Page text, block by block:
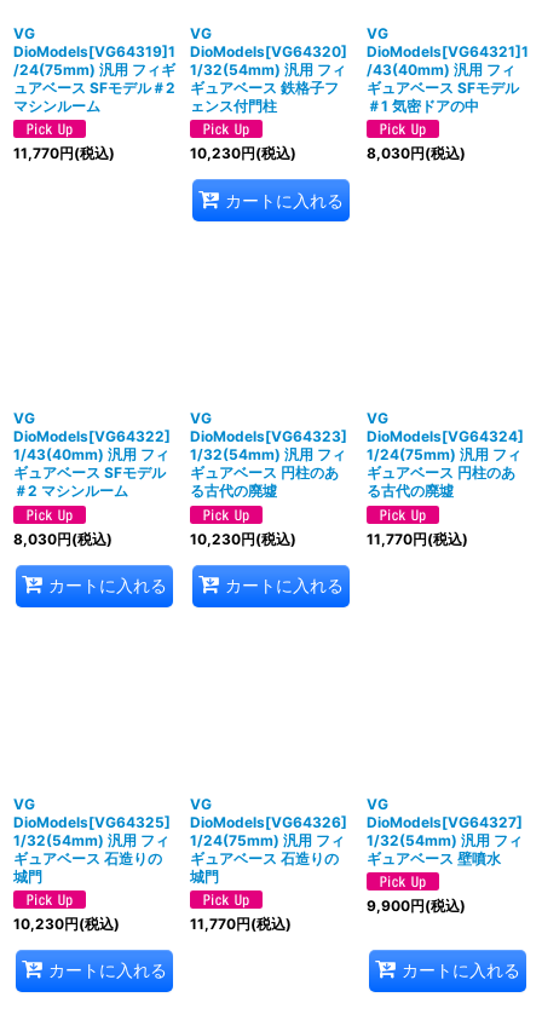
VG
DioModels[VG64319]1
/24(75mm) 汎用 フィギ
ュアベース SFモデル＃2
マシンルーム
11,770円(税込)
VG
DioModels[VG64320]
1/32(54mm) 汎用 フィ
ギュアベース 鉄格子フ
ェンス付門柱
10,230円(税込)
カートに入れる
VG
DioModels[VG64321]1
/43(40mm) 汎用 フィ
ギュアベース SFモデル
＃1 気密ドアの中
8,030円(税込)
VG
DioModels[VG64322]
1/43(40mm) 汎用 フィ
ギュアベース SFモデル
＃2 マシンルーム
8,030円(税込)
カートに入れる
VG
DioModels[VG64323]
1/32(54mm) 汎用 フィ
ギュアベース 円柱のあ
る古代の廃墟
10,230円(税込)
カートに入れる
VG
DioModels[VG64324]
1/24(75mm) 汎用 フィ
ギュアベース 円柱のあ
る古代の廃墟
11,770円(税込)
VG
DioModels[VG64325]
1/32(54mm) 汎用 フィ
ギュアベース 石造りの
城門
10,230円(税込)
カートに入れる
VG
DioModels[VG64326]
1/24(75mm) 汎用 フィ
ギュアベース 石造りの
城門
11,770円(税込)
VG
DioModels[VG64327]
1/32(54mm) 汎用 フィ
ギュアベース 壁噴水
9,900円(税込)
カートに入れる